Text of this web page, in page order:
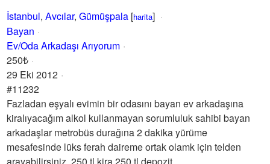
İstanbul,Avcılar,Gümüşpala [harita]
Bayan
Ev/Oda Arkadaşı Arıyorum
250₺
29 Eki 2012
#11232
Fazladan eşyalı evimin bir odasını bayan ev arkadaşına
kiralıyacağım alkol kullanmayan sorumluluk sahibi bayan
arkadaşlar metrobüs durağına 2 dakika yürüme
mesafesinde lüks ferah daireme ortak olamk için telden